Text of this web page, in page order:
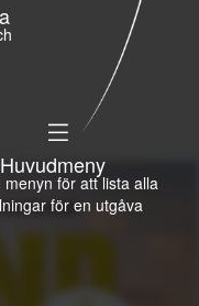
Huvudmeny
menyn för att lista alla
för en utgåva